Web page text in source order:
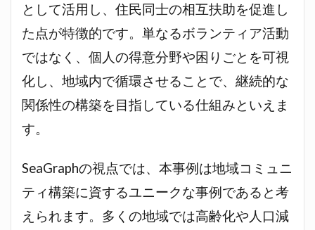
として活用し、住民同士の相互扶助を促進し
た点が特徴的です。単なるボランティア活動
ではなく、個人の得意分野や困りごとを可視
化し、地域内で循環させることで、継続的な
関係性の構築を目指している仕組みといえま
す。
SeaGraphの視点では、本事例は地域コミュニ
ティ構築に資するユニークな事例であると考
えられます。多くの地域では高齢化や人口減